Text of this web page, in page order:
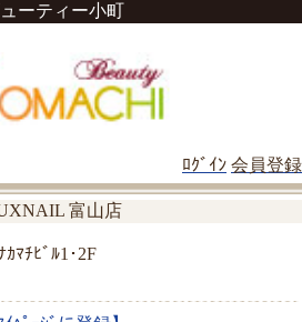
ーティー小町
ﾛｸﾞｲﾝ 会員登録
富山店
ﾏﾁﾋﾞﾙ1･2F